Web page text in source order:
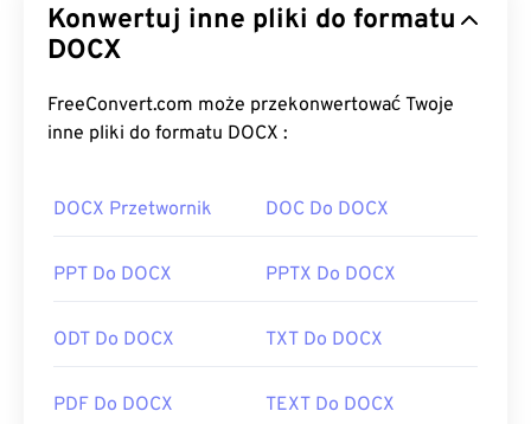
Konwertuj inne pliki do formatu
DOCX
FreeConvert.com może przekonwertować Twoje
inne pliki do formatu DOCX :
DOCX Przetwornik DOC Do DOCX
PPT Do DOCX PPTX Do DOCX
ODT Do DOCX TXT Do DOCX
PDF Do DOCX TEXT Do DOCX